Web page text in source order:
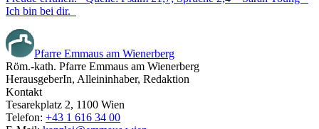
Ich bin bei dir.
Pfarre Emmaus am Wienerberg
Röm.-kath. Pfarre Emmaus am Wienerberg
HerausgeberIn, Alleininhaber, Redaktion
Kontakt
Tesarekplatz 2, 1100 Wien
Telefon: +43 1 616 34 00